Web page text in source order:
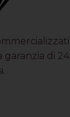
garanzia di 24